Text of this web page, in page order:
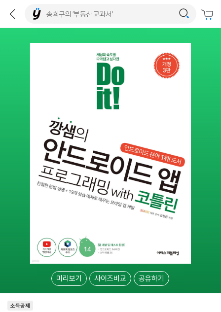
미리보기 사이즈비교 공유하기
소득공제